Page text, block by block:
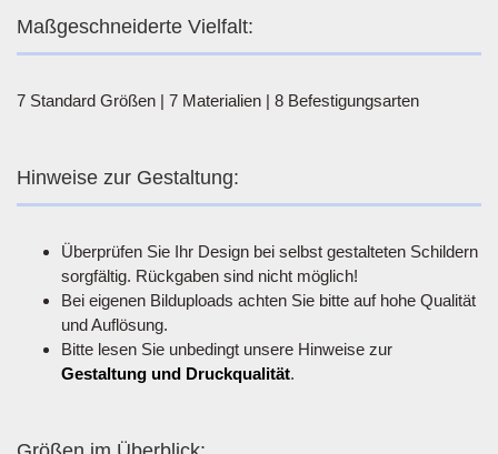
Maßgeschneiderte Vielfalt:
7 Standard Größen | 7 Materialien | 8 Befestigungsarten
Hinweise zur Gestaltung:
Überprüfen Sie Ihr Design bei selbst gestalteten Schildern
sorgfältig. Rückgaben sind nicht möglich!
Bei eigenen Bilduploads achten Sie bitte auf hohe Qualität
und Auflösung.
Bitte lesen Sie unbedingt unsere Hinweise zur
Gestaltung und Druckqualität.